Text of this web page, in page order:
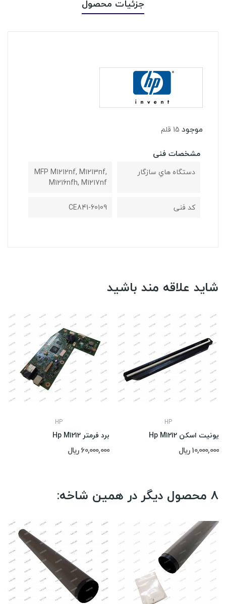
جزئیات محصول
موجود 15 قلم
مشخصات فنی
دستگاه هاي سازگار
MFP M1212nf, M1213nf,
M1216nfh, M1217nf
کد فنی
CE841-60109
شاید علاقه مند باشید
HP
برد فرمتر Hp M1212
60,000,000 ریال
HP
یونیت اسکن Hp M1212
10,000,000 ریال
8 محصول دیگر در همین شاخه: